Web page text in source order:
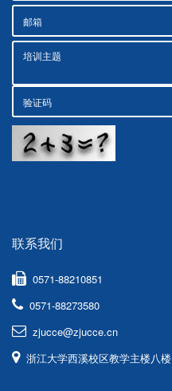
联系我们
0571-88210851
0571-88273580
zjucce@zjucce.cn
浙江大学西溪校区教学主楼八楼